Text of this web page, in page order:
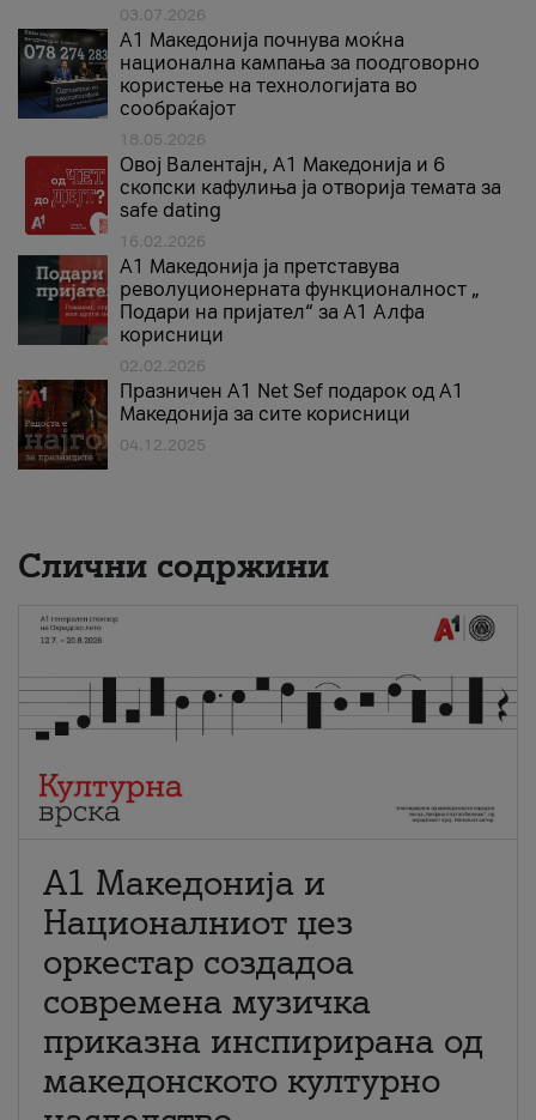
03.07.2026
A1 Македонија почнува моќна
национална кампања за поодговорно
користење на технологијата во
сообраќајот
18.05.2026
Овој Валентајн, A1 Македонија и 6
скопски кафулиња ја отворија темата за
safe dating
16.02.2026
А1 Македонија ја претставува
револуционерната функционалност „
Подари на пријател“ за А1 Алфа
корисници
02.02.2026
Празничен A1 Net Sеf подарок од А1
Македонија за сите корисници
04.12.2025
Слични содржини
А1 Македонија и
Националниот џез
оркестар создадоа
современа музичка
приказна инспирирана од
македонското културно